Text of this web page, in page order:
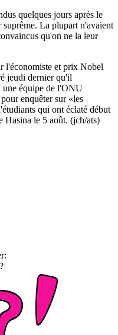
quelques jours après le
La plupart n'avaient
qu'on ne la leur
l'économiste et prix Nobel
jeudi dernier qu'il
une équipe de l'ONU
enquêter sur «les
qui ont éclaté début
Hasina le 5 août. (jch/ats)